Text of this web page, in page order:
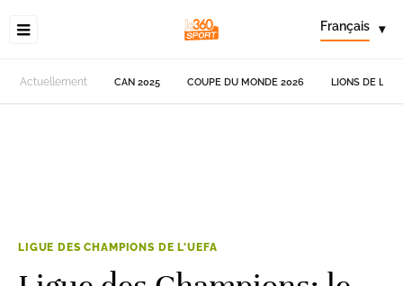
Français ▾
Actuellement CAN 2025 COUPE DU MONDE 2026 LIONS DE
LIGUE DES CHAMPIONS DE L'UEFA